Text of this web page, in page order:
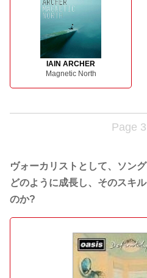
IAIN ARCHER
Magnetic North
Page
ヴォーカリストとして、ソン
どのように成長し、そのスキ
のか?